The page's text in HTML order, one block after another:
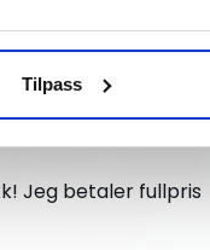
Tilpass
jeg er med
Jeg betaler fullpris